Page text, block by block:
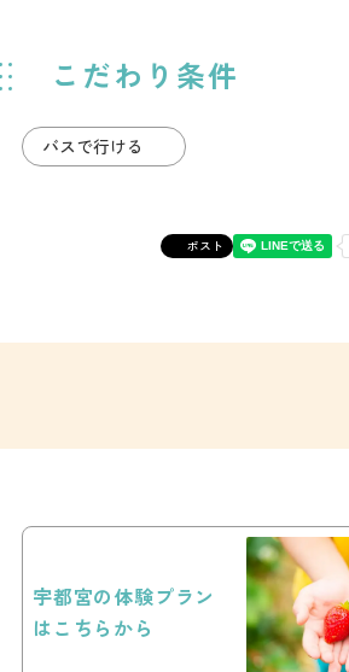
こだわり条件
バスで行ける
ポスト
宇都宮の体験プラン
はこちらから